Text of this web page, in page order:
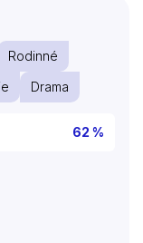
Rodinné
Drama
62 %